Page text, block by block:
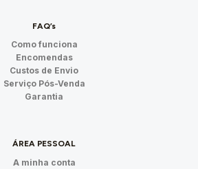
FAQ’s
Como funciona
Encomendas
Custos de Envio
Serviço Pós-Venda
Garantia
ÁREA PESSOAL
A minha conta